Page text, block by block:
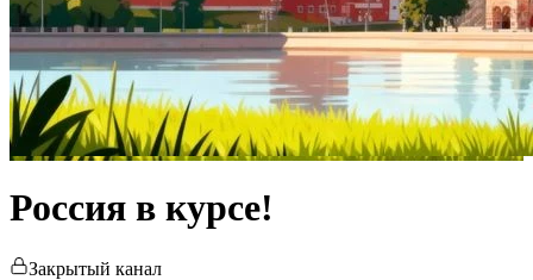
Россия в курсе!
Закрытый канал